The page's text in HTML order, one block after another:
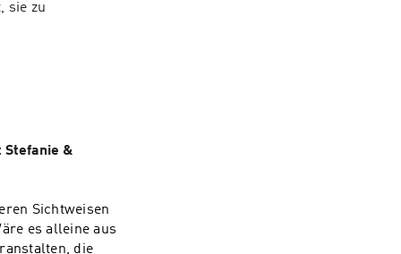
sie zu
Stefanie &
Sichtweisen
es alleine aus
die